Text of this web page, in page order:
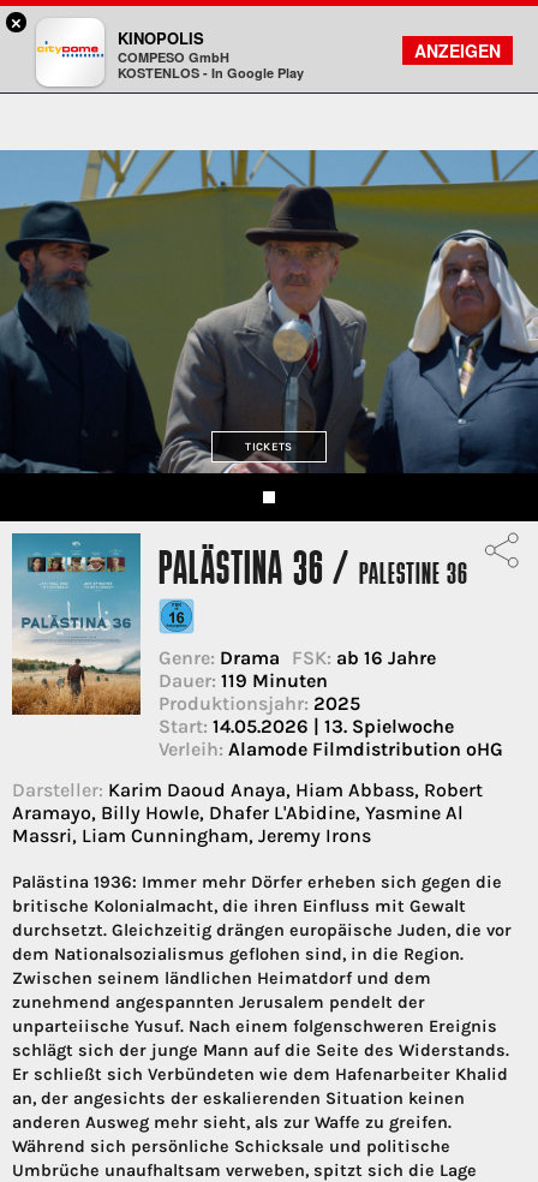
Kinopolis
FILMSUCHE
KONTO
TICKETS
PALÄSTINA 36 / PALESTINE 36
Genre: Drama FSK: ab 16 Jahre
Dauer: 119 Minuten
Produktionsjahr: 2025
Start: 14.05.2026 | 13. Spielwoche
Verleih: Alamode Filmdistribution oHG
Darsteller: Karim Daoud Anaya, Hiam Abbass, Robert
Aramayo, Billy Howle, Dhafer L'Abidine, Yasmine Al
Massri, Liam Cunningham, Jeremy Irons
Palästina 1936: Immer mehr Dörfer erheben sich gegen die
britische Kolonialmacht, die ihren Einfluss mit Gewalt
durchsetzt. Gleichzeitig drängen europäische Juden, die vor
dem Nationalsozialismus geflohen sind, in die Region.
Zwischen seinem ländlichen Heimatdorf und dem
zunehmend angespannten Jerusalem pendelt der
unparteiische Yusuf. Nach einem folgenschweren Ereignis
schlägt sich der junge Mann auf die Seite des Widerstands.
Er schließt sich Verbündeten wie dem Hafenarbeiter Khalid
an, der angesichts der eskalierenden Situation keinen
anderen Ausweg mehr sieht, als zur Waffe zu greifen.
Während sich persönliche Schicksale und politische
Umbrüche unaufhaltsam verweben, spitzt sich die Lage
×
KINOPOLIS
COMPESO GmbH
KOSTENLOS - In Google Play
ANZEIGEN